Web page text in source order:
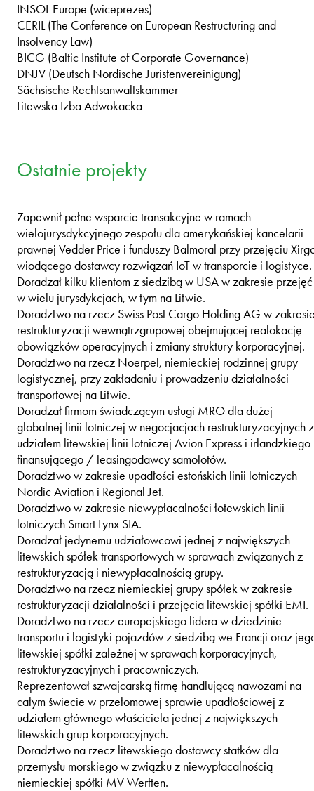
INSOL Europe (wiceprezes)
CERIL (The Conference on European Restructuring and
Insolvency Law)
BICG (Baltic Institute of Corporate Governance)
DNJV (Deutsch Nordische Juristenvereinigung)
Sächsische Rechtsanwaltskammer
Litewska Izba Adwokacka
Ostatnie projekty
Zapewnił pełne wsparcie transakcyjne w ramach
wielojurysdykcyjnego zespołu dla amerykańskiej kancelarii
prawnej Vedder Price i funduszy Balmoral przy przejęciu
wiodącego dostawcy rozwiązań IoT w transporcie i logistyce.
Doradzał kilku klientom z siedzibą w USA w zakresie przejęć
w wielu jurysdykcjach, w tym na Litwie.
Doradztwo na rzecz Swiss Post Cargo Holding AG w
restrukturyzacji wewnątrzgrupowej obejmującej realokację
obowiązków operacyjnych i zmiany struktury korporacyjnej.
Doradztwo na rzecz Noerpel, niemieckiej rodzinnej grupy
logistycznej, przy zakładaniu i prowadzeniu działalności
transportowej na Litwie.
Doradzał firmom świadczącym usługi MRO dla dużej
globalnej linii lotniczej w negocjacjach restrukturyzacyjnych z
udziałem litewskiej linii lotniczej Avion Express i irlandzkiego
finansującego / leasingodawcy samolotów.
Doradztwo w zakresie upadłości estońskich linii lotniczych
Nordic Aviation i Regional Jet.
Doradztwo w zakresie niewypłacalności łotewskich linii
lotniczych Smart Lynx SIA.
Doradzał jedynemu udziałowcowi jednej z największych
litewskich spółek transportowych w sprawach związanych z
restrukturyzacją i niewypłacalnością grupy.
Doradztwo na rzecz niemieckiej grupy spółek w zakresie
restrukturyzacji działalności i przejęcia litewskiej spółki EMI.
Doradztwo na rzecz europejskiego lidera w dziedzinie
transportu i logistyki pojazdów z siedzibą we Francji oraz
litewskiej spółki zależnej w sprawach korporacyjnych,
restrukturyzacyjnych i pracowniczych.
Reprezentował szwajcarską firmę handlującą nawozami na
całym świecie w przełomowej sprawie upadłościowej z
udziałem głównego właściciela jednej z największych
litewskich grup korporacyjnych.
Doradztwo na rzecz litewskiego dostawcy statków dla
przemysłu morskiego w związku z niewypłacalnością
niemieckiej spółki MV Werften.